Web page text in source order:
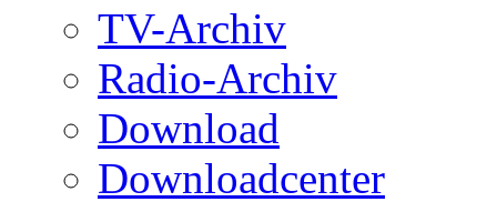
TV-Archiv
Radio-Archiv
Download
Downloadcenter